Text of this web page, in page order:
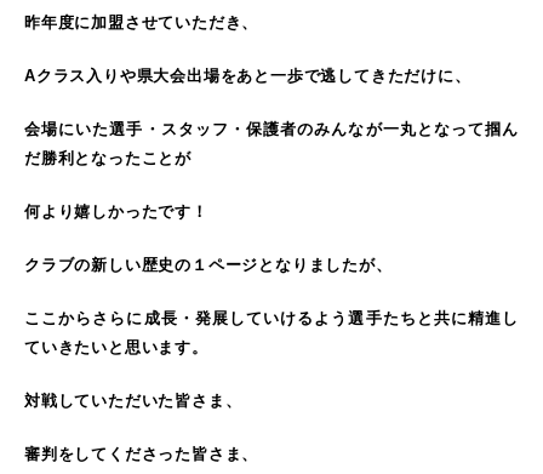
昨年度に加盟させていただき、
Aクラス入りや県大会出場をあと一歩で逃してきただけに、
会場にいた選手・スタッフ・保護者のみんなが一丸となって掴ん
だ勝利となったことが
何より嬉しかったです！
クラブの新しい歴史の１ページとなりましたが、
ここからさらに成長・発展していけるよう選手たちと共に精進し
ていきたいと思います。
対戦していただいた皆さま、
審判をしてくださった皆さま、